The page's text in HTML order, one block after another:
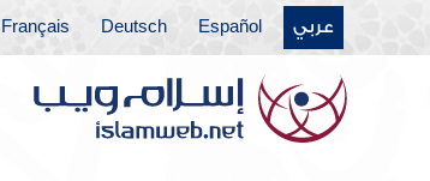
عربي Español
Deutsch
Français